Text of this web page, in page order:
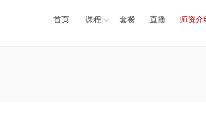
首页 课程 套餐 直播 师资介